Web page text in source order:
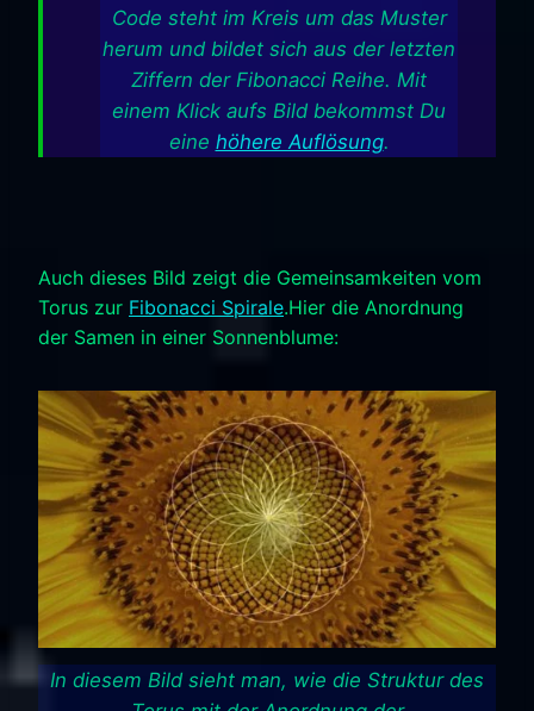
Code steht im Kreis um das Muster
herum und bildet sich aus der letzten
Ziffern der Fibonacci Reihe. Mit
einem Klick aufs Bild bekommst Du
eine höhere Auflösung.
Auch dieses Bild zeigt die Gemeinsamkeiten vom
Torus zur Fibonacci Spirale.Hier die Anordnung
der Samen in einer Sonnenblume:
In diesem Bild sieht man, wie die Struktur des